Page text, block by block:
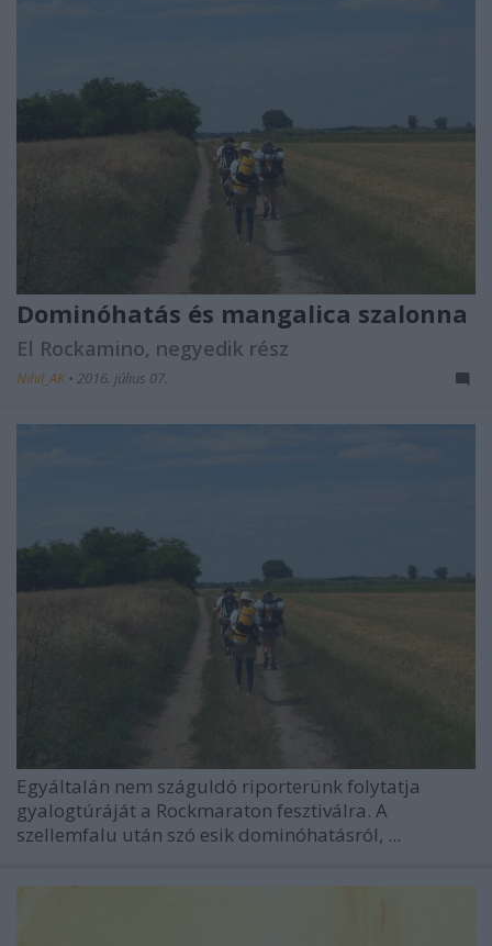
Dominóhatás és mangalica szalonna
El Rockamino, negyedik rész
Nihil_AK • 2016. július 07.
Egyáltalán nem száguldó riporterünk folytatja
gyalogtúráját a Rockmaraton fesztiválra. A
szellemfalu után szó esik dominóhatásról, ...